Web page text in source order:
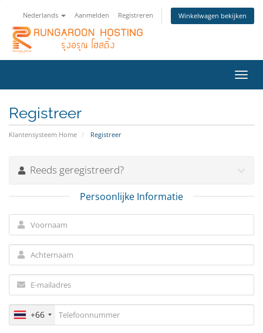
Nederlands Aanmelden Registreren Winkelwagen bekijken
in-/
Registreer
Klantensysteem Home Registreer
Reeds geregistreerd?
Persoonlijke Informatie
+66